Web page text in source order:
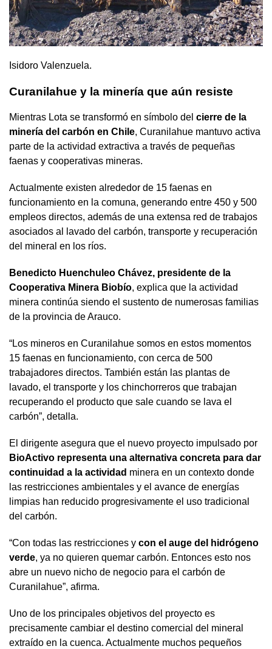
Isidoro Valenzuela.
Curanilahue y la minería que aún resiste
Mientras Lota se transformó en símbolo del cierre de la
minería del carbón en Chile, Curanilahue mantuvo activa
parte de la actividad extractiva a través de pequeñas
faenas y cooperativas mineras.
Actualmente existen alrededor de 15 faenas en
funcionamiento en la comuna, generando entre 450 y 500
empleos directos, además de una extensa red de trabajos
asociados al lavado del carbón, transporte y recuperación
del mineral en los ríos.
Benedicto Huenchuleo Chávez, presidente de la
Cooperativa Minera Biobío, explica que la actividad
minera continúa siendo el sustento de numerosas familias
de la provincia de Arauco.
“Los mineros en Curanilahue somos en estos momentos
15 faenas en funcionamiento, con cerca de 500
trabajadores directos. También están las plantas de
lavado, el transporte y los chinchorreros que trabajan
recuperando el producto que sale cuando se lava el
carbón”, detalla.
El dirigente asegura que el nuevo proyecto impulsado por
BioActivo representa una alternativa concreta para dar
continuidad a la actividad minera en un contexto donde
las restricciones ambientales y el avance de energías
limpias han reducido progresivamente el uso tradicional
del carbón.
“Con todas las restricciones y con el auge del hidrógeno
verde, ya no quieren quemar carbón. Entonces esto nos
abre un nuevo nicho de negocio para el carbón de
Curanilahue”, afirma.
Uno de los principales objetivos del proyecto es
precisamente cambiar el destino comercial del mineral
extraído en la cuenca. Actualmente muchos pequeños